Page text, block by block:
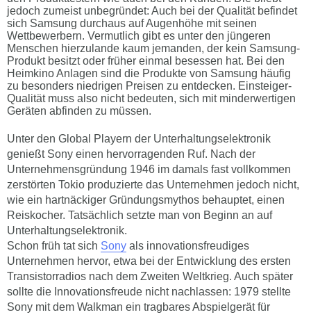
jedoch zumeist unbegründet: Auch bei der Qualität befindet
sich Samsung durchaus auf Augenhöhe mit seinen
Wettbewerbern. Vermutlich gibt es unter den jüngeren
Menschen hierzulande kaum jemanden, der kein Samsung-
Produkt besitzt oder früher einmal besessen hat. Bei den
Heimkino Anlagen sind die Produkte von Samsung häufig
zu besonders niedrigen Preisen zu entdecken. Einsteiger-
Qualität muss also nicht bedeuten, sich mit minderwertigen
Geräten abfinden zu müssen.
Unter den Global Playern der Unterhaltungselektronik
genießt Sony einen hervorragenden Ruf. Nach der
Unternehmensgründung 1946 im damals fast vollkommen
zerstörten Tokio produzierte das Unternehmen jedoch nicht,
wie ein hartnäckiger Gründungsmythos behauptet, einen
Reiskocher. Tatsächlich setzte man von Beginn an auf
Unterhaltungselektronik.
Schon früh tat sich Sony als innovationsfreudiges
Unternehmen hervor, etwa bei der Entwicklung des ersten
Transistorradios nach dem Zweiten Weltkrieg. Auch später
sollte die Innovationsfreude nicht nachlassen: 1979 stellte
Sony mit dem Walkman ein tragbares Abspielgerät für